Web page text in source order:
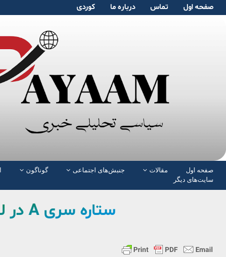
صفحە اول تماس دربارە ما کوردی
صفحە اول مقالات جنبش‌های اجتماعی گوناگون
سایت‌های دیگر
ستاره سری A در لیست خرید کلوپ